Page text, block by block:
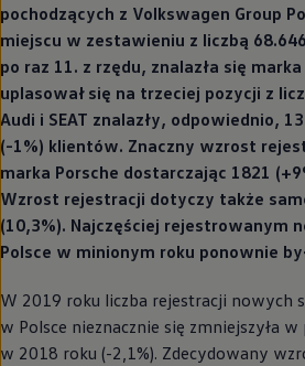
pochodzących z Volkswagen Group
miejscu w zestawieniu z liczbą
po raz 11. z rzędu, znalazła się marka
uplasował się na trzeciej pozycji z
Audi i SEAT znalazły, odpowiednio,
(-1%) klientów. Znaczny wzrost
marka Porsche dostarczając 1821
Wzrost rejestracji dotyczy także
(10,3%). Najczęściej rejestrowanym
Polsce w minionym roku ponownie
W 2019 roku liczba rejestracji nowych
w Polsce nieznacznie się zmniejszyła
w 2018 roku (-2,1%). Zdecydowany